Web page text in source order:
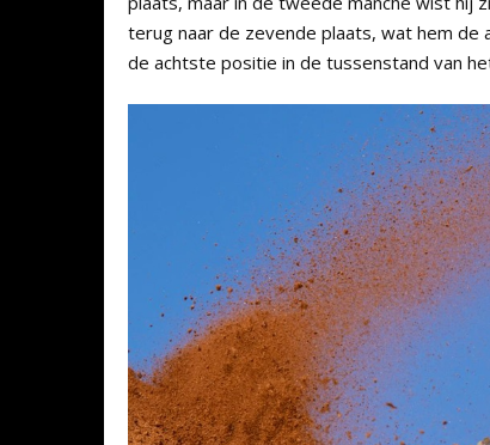
terug naar de zevende plaats, wat hem de
de achtste positie in de tussenstand van